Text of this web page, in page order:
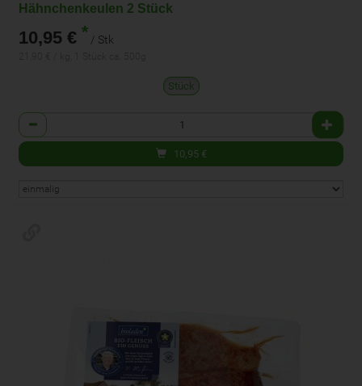
Hähnchenkeulen 2 Stück
10,95 € * / Stk
Stück
Anzahl
10,95 €